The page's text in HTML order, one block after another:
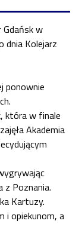
Gdańsk w
dnia Kolejarz
ponownie
która w finale
Akademia
z Poznania.
Kartuzy.
i opiekunom, a